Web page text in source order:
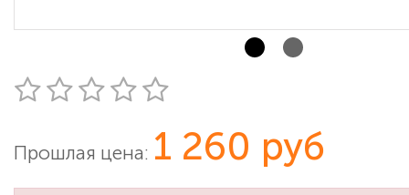
Прошлая цена: 1 260 руб